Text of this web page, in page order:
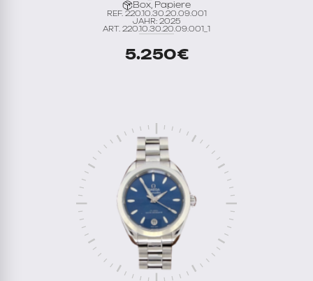
Box, Papiere
REF. 220.10.30.20.09.001
JAHR: 2025
ART. 220.10.30.20.09.001_1
5.250€